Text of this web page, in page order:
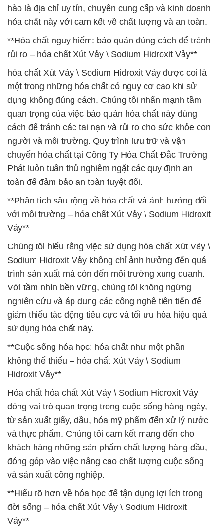
hào là địa chỉ uy tín, chuyên cung cấp và kinh doanh
hóa chất này với cam kết về chất lượng và an toàn.
**Hóa chất nguy hiểm: bảo quản đúng cách để tránh
rủi ro – hóa chất Xút Vảy \ Sodium Hidroxit Vảy**
hóa chất Xút Vảy \ Sodium Hidroxit Vảy được coi là
một trong những hóa chất có nguy cơ cao khi sử
dụng không đúng cách. Chúng tôi nhấn mạnh tầm
quan trọng của việc bảo quản hóa chất này đúng
cách để tránh các tai nạn và rủi ro cho sức khỏe con
người và môi trường. Quy trình lưu trữ và vận
chuyển hóa chất tại Công Ty Hóa Chất Đắc Trường
Phát luôn tuân thủ nghiêm ngặt các quy định an
toàn để đảm bảo an toàn tuyệt đối.
**Phân tích sâu rộng về hóa chất và ảnh hưởng đối
với môi trường – hóa chất Xút Vảy \ Sodium Hidroxit
Vảy**
Chúng tôi hiểu rằng việc sử dụng hóa chất Xút Vảy \
Sodium Hidroxit Vảy không chỉ ảnh hưởng đến quá
trình sản xuất mà còn đến môi trường xung quanh.
Với tầm nhìn bền vững, chúng tôi không ngừng
nghiên cứu và áp dụng các công nghệ tiên tiến để
giảm thiểu tác động tiêu cực và tối ưu hóa hiệu quả
sử dụng hóa chất này.
**Cuộc sống hóa học: hóa chất như một phần
không thể thiếu – hóa chất Xút Vảy \ Sodium
Hidroxit Vảy**
Hóa chất hóa chất Xút Vảy \ Sodium Hidroxit Vảy
đóng vai trò quan trọng trong cuộc sống hàng ngày,
từ sản xuất giấy, dầu, hóa mỹ phẩm đến xử lý nước
và thực phẩm. Chúng tôi cam kết mang đến cho
khách hàng những sản phẩm chất lượng hàng đầu,
đóng góp vào việc nâng cao chất lượng cuộc sống
và sản xuất công nghiệp.
**Hiểu rõ hơn về hóa học để tận dụng lợi ích trong
đời sống – hóa chất Xút Vảy \ Sodium Hidroxit
Vảy**